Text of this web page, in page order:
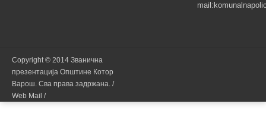
Copyright © 2014 Званична
презентација Општине Котор
Варош. Сва права задржана. /
Web Mail /